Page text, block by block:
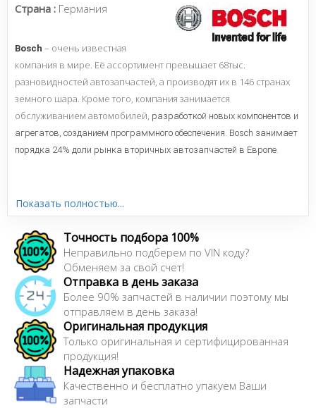
Страна : Германия
Bosch – очень известная
компания в мире. Её ассортимент превышает 68тыс.
разновидностей автозапчастей, а производят их в 146 странах
земного шара. Кроме того, компания занимается
обслуживанием автомобилей, разработкой новых компонентов и
агрегатов, созданием программного обеспечения. Bosch занимает
порядка 24% доли рынка вторичных автозапчастей в Европе.
Показать полностью...
Точность подбора 100%
Неправильно подберем по VIN коду?
Обменяем за свой счет!
Отправка в день заказа
Более 90% запчастей в наличии поэтому мы
отправляем в день заказа!
Оригинальная продукция
Только оригинальная и сертифицированная
продукция!
Надежная упаковка
Качественно и бесплатно упакуем Ваши
запчасти